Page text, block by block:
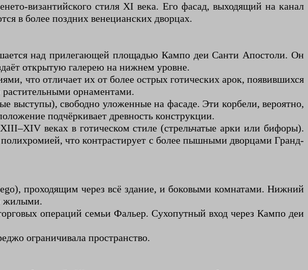
византийского стиля XI века. Его фасад, выходящий на канал
в более поздних венецианских дворцах.
над прилегающей площадью Кампо деи Санти Апостоли. Он
открытую галерею на нижнем уровне.
что отличает их от более острых готических арок, появившихся
орнаментами.
выступы), свободно уложенные на фасаде. Эти корбели, вероятно,
подчёркивает древность конструкции.
веках в готическом стиле (стрельчатые арки или бифоры).
что контрастирует с более пышными дворцами Гранд-
проходящим через всё здание, и боковыми комнатами. Нижний
жилыми.
операций семьи Фальер. Сухопутный вход через Кампо деи
ограничивала пространство.